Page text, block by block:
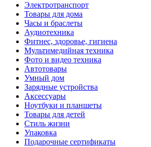
Электротранспорт
Товары для дома
Часы и браслеты
Аудиотехника
Фитнес, здоровье, гигиена
Мультимедийная техника
Фото и видео техника
Автотовары
Умный дом
Зарядные устройства
Аксессуары
Ноутбуки и планшеты
Товары для детей
Стиль жизни
Упаковка
Подарочные сертификаты